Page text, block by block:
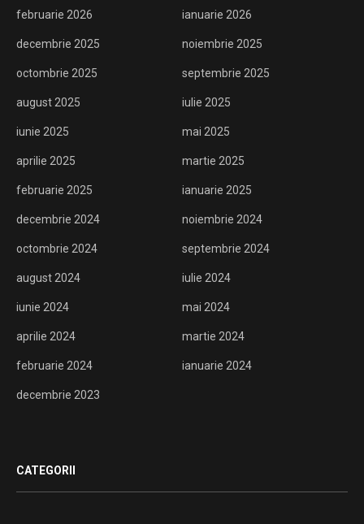
februarie 2026 ianuarie 2026
decembrie 2025 noiembrie 2025
octombrie 2025 septembrie 2025
august 2025 iulie 2025
iunie 2025 mai 2025
aprilie 2025 martie 2025
februarie 2025 ianuarie 2025
decembrie 2024 noiembrie 2024
octombrie 2024 septembrie 2024
august 2024 iulie 2024
iunie 2024 mai 2024
aprilie 2024 martie 2024
februarie 2024 ianuarie 2024
decembrie 2023
CATEGORII